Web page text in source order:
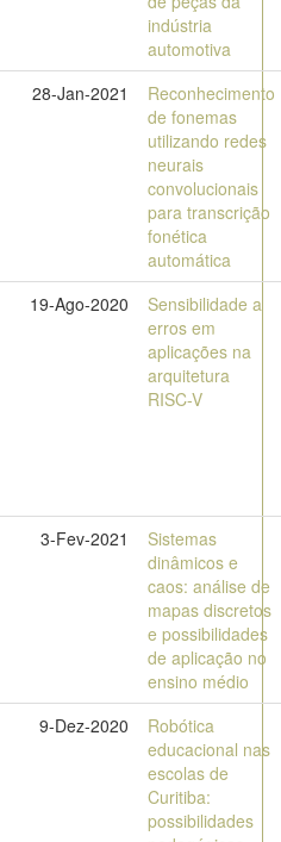
indústria
automotiva
28-Jan-2021
Reconhecimento
de fonemas
utilizando redes
neurais
convolucionais
para transcrição
fonética
automática
19-Ago-2020
Sensibilidade a
erros em
aplicações na
arquitetura
RISC-V
3-Fev-2021
Sistemas
dinâmicos e
caos: análise de
mapas discretos
e possibilidades
de aplicação no
ensino médio
9-Dez-2020
Robótica
educacional nas
escolas de
Curitiba:
possibilidades